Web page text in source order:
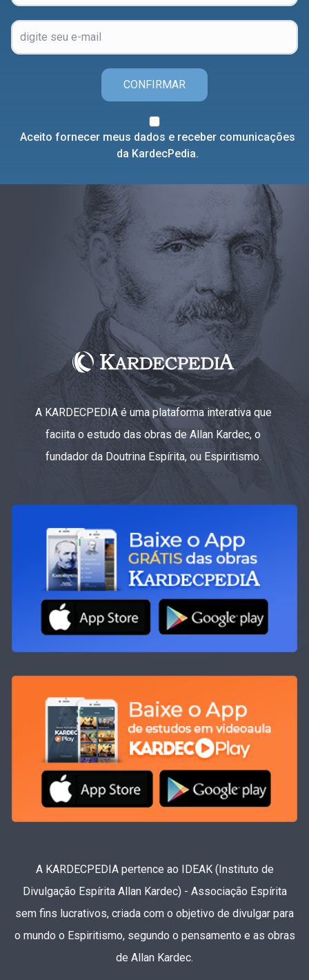
CONFIRMAR
Aceito fornecer meus dados e receber comunicações
da KardecPedia.
A KARDECPEDIA é uma plataforma interativa que
faciita o estudo das obras de Allan Kardec, o
fundador da Doutrina Espírita, ou Espiritismo.
A KARDECPEDIA pertence ao IDEAK (Instituto de
Divulgação Espírita Allan Kardec) - Associação Espírita
sem fins lucrativos, criada com o objetivo de divulgar para
o mundo o Espiritismo, segundo o pensamento e as obras
de Allan Kardec.